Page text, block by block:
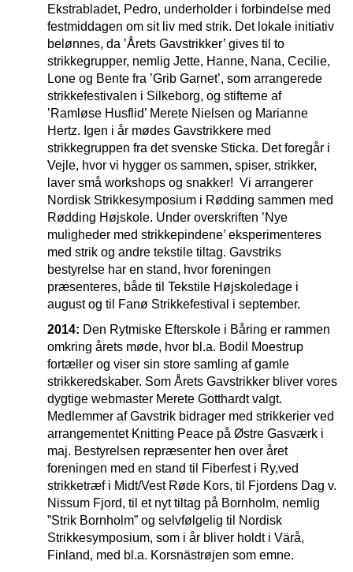
Ekstrabladet, Pedro, underholder i forbindelse med
festmiddagen om sit liv med strik. Det lokale initiativ
belønnes, da ’Årets Gavstrikker’ gives til to
strikkegrupper, nemlig Jette, Hanne, Nana, Cecilie,
Lone og Bente fra ’Grib Garnet’, som arrangerede
strikkefestivalen i Silkeborg, og stifterne af
’Ramløse Husflid’ Merete Nielsen og Marianne
Hertz. Igen i år mødes Gavstrikkere med
strikkegruppen fra det svenske Sticka. Det foregår i
Vejle, hvor vi hygger os sammen, spiser, strikker,
laver små workshops og snakker! Vi arrangerer
Nordisk Strikkesymposium i Rødding sammen med
Rødding Højskole. Under overskriften ’Nye
muligheder med strikkepindene’ eksperimenteres
med strik og andre tekstile tiltag. Gavstriks
bestyrelse har en stand, hvor foreningen
præsenteres, både til Tekstile Højskoledage i
august og til Fanø Strikkefestival i september.
2014: Den Rytmiske Efterskole i Båring er rammen
omkring årets møde, hvor bl.a. Bodil Moestrup
fortæller og viser sin store samling af gamle
strikkeredskaber. Som Årets Gavstrikker bliver vores
dygtige webmaster Merete Gotthardt valgt.
Medlemmer af Gavstrik bidrager med strikkerier ved
arrangementet Knitting Peace på Østre Gasværk i
maj. Bestyrelsen repræsenter hen over året
foreningen med en stand til Fiberfest i Ry,ved
strikketræf i Midt/Vest Røde Kors, til Fjordens Dag v.
Nissum Fjord, til et nyt tiltag på Bornholm, nemlig
”Strik Bornholm” og selvfølgelig til Nordisk
Strikkesymposium, som i år bliver holdt i Värå,
Finland, med bl.a. Korsnästrøjen som emne.